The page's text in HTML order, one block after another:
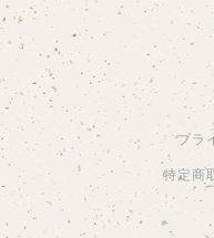
プラ
特定商